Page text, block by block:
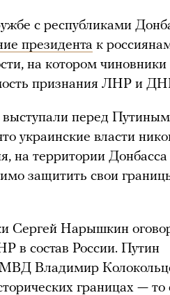
с республиками
президента к
на котором чиновники
признания ЛНР и
выступали перед Путиным
украинские власти
на территории Донбасса
защитить свои
Сергей Нарышкин
в состав России. Путин
МВД Владимир
границах — то